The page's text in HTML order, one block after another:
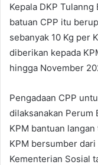
Kepala DKP
batuan CPP itu
sebanyak 10 Kg per
diberikan kepada
hingga November
Pengadaan CPP
dilaksanakan Perum
KPM bantuan
KPM bersumber dari
Kementerian Sosial